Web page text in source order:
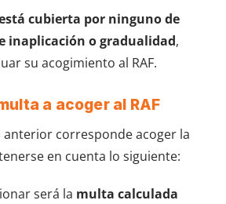
cubierta por ninguno de
inaplicación o gradualidad,
su acogimiento al RAF.
a acoger al RAF
anterior corresponde acoger la
en cuenta lo siguiente:
será la multa calculada